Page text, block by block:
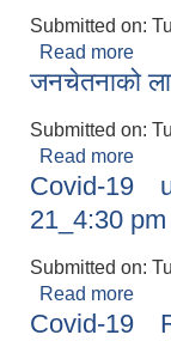
Submitted on:
Read more
जनचेतनाको
Submitted on:
Read more
Covid-19
21_4:30 pm
Submitted on:
Read more
Covid-19